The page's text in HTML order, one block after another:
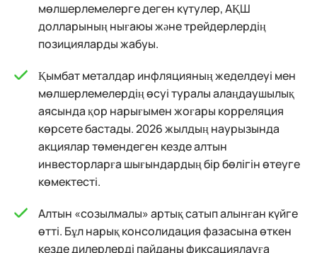
мөлшерлемелерге деген күтулер, АҚШ
долларының нығаюы және трейдерлердің
позицияларды жабуы.
Қымбат металдар инфляцияның жеделдеуі мен
мөлшерлемелердің өсуі туралы алаңдаушылық
аясында қор нарығымен жоғары корреляция
көрсете бастады. 2026 жылдың наурызында
акциялар төмендеген кезде алтын
инвесторларға шығындардың бір бөлігін өтеуге
көмектесті.
Алтын «созылмалы» артық сатып алынған күйге
өтті. Бұл нарық консолидация фазасына өткен
кезде дилерлерді пайданы фиксациялауға